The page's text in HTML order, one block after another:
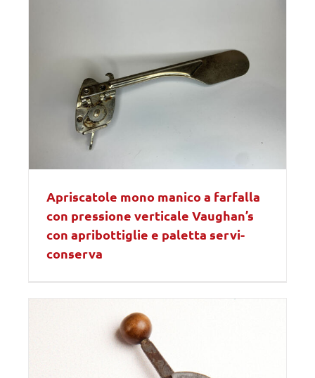
Apriscatole mono manico a farfalla
con pressione verticale Vaughan’s
con apribottiglie e paletta servi-
conserva